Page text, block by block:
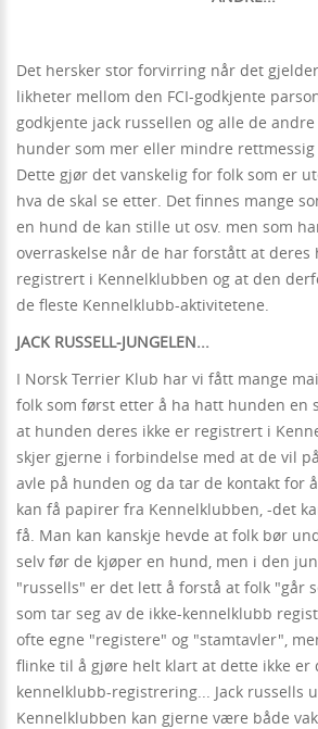
Det hersker stor forvirring når det
likheter mellom den FCI-godkjente
godkjente jack russellen og alle de
hunder som mer eller mindre rettmessig
Dette gjør det vanskelig for folk som er
hva de skal se etter. Det finnes mange
en hund de kan stille ut osv. men som
overraskelse når de har forstått at deres
registrert i Kennelklubben og at den
de fleste Kennelklubb-aktivitetene.
JACK RUSSELL-JUNGELEN...
I Norsk Terrier Klub har vi fått mange
folk som først etter å ha hatt hunden en
at hunden deres ikke er registrert i
skjer gjerne i forbindelse med at de vil
avle på hunden og da tar de kontakt for
kan få papirer fra Kennelklubben, -det
få. Man kan kanskje hevde at folk bør
selv før de kjøper en hund, men i den
"russells" er det lett å forstå at folk "går
som tar seg av de ikke-kennelklubb
ofte egne "registere" og "stamtavler",
flinke til å gjøre helt klart at dette ikke er
kennelklubb-registrering... Jack russells
Kennelklubben kan gjerne være både